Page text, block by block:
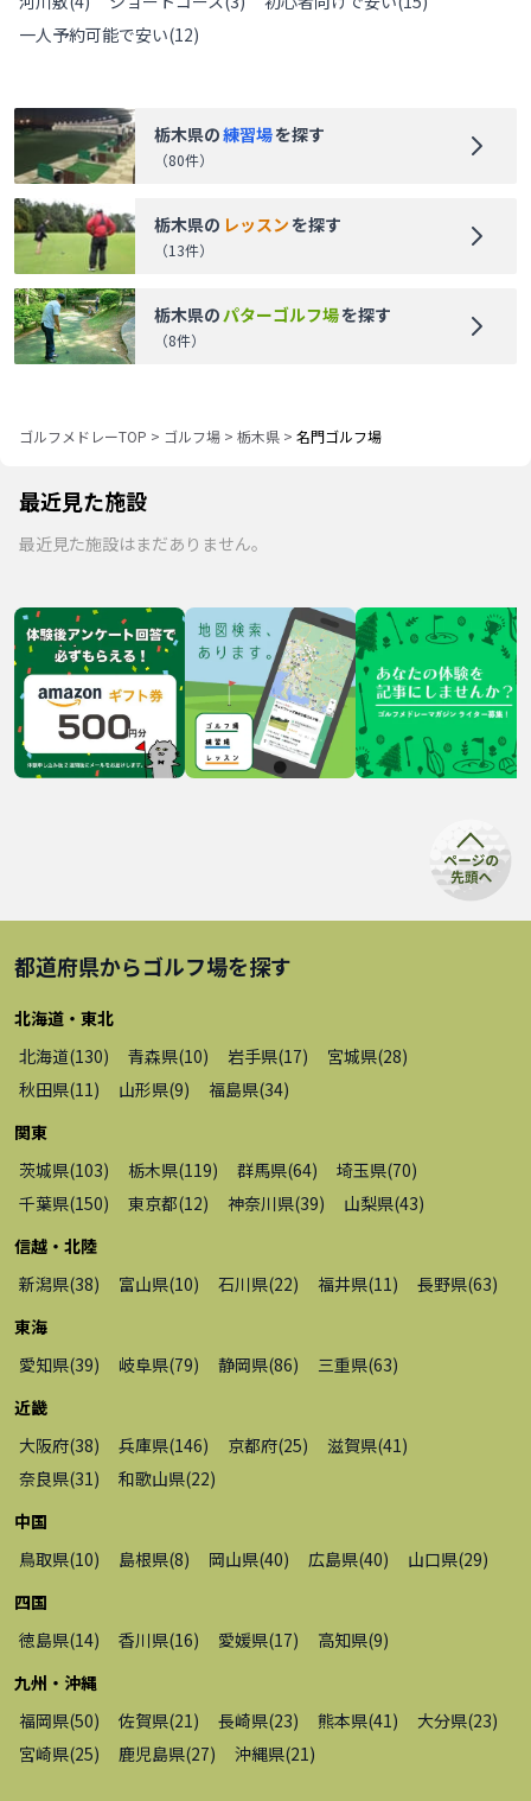
一人予約可能で安い(12)
栃木県の練習場を探す
（80件）
栃木県の レッスンを探す
（13件）
栃木県の パターゴルフ場を探す
（8件）
ゴルフメドレーTOP > ゴルフ場 > 栃木県 > 名門ゴルフ場
最近見た施設
最近見た施設はまだありません。
都道府県からゴルフ場を探す
北海道・東北
北海道(130) 青森県(10) 岩手県(17) 宮城県(28)
秋田県(11 ) 山形県(9) 福島県(34)
関東
茨城県(103) 栃木県(119) 群馬県(64) 埼玉県(70)
千葉県(150) 東京都(12) 神奈川県(39) 山梨県(43)
信越・北陸
新潟県(38) 富山県(10) 石川県(22) 福井県(11 ) 長野県(63)
東海
愛知県(39) 岐阜県(79) 静岡県(86) 三重県(63)
近畿
大阪府(38) 兵庫県(146) 京都府(25) 滋賀県(41 )
奈良県(31 ) 和歌山県(22)
中国
鳥取県(10) 島根県(8) 岡山県(40) 広島県(40) 山口県(29)
四国
徳島県(14) 香川県(16) 愛媛県(17) 高知県(9)
九州・沖縄
福岡県(50) 佐賀県(21 ) 長崎県(23) 熊本県(41 ) 大分県(23)
宮崎県(25) 鹿児島県(27) 沖縄県(21 )